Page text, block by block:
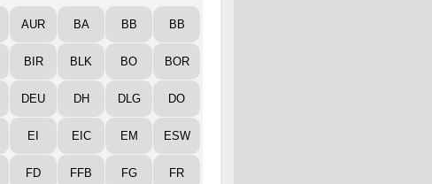
AUR BA BB BB
BIR BLK BO BOR
DEU DH DLG DO
EI EIC EM ESW
FD FFB FG FR